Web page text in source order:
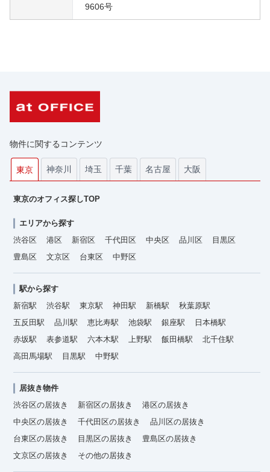
9606号
物件に関するコンテンツ
東京 神奈川 埼玉 千葉 名古屋 大阪
東京のオフィス探しTOP
エリアから探す
渋谷区
港区 新宿区 千代田区 中央区 品川区
目黒区
豊島区
文京区 台東区 中野区
駅から探す
新宿駅
渋谷駅 東京駅 神田駅 新橋駅
秋葉原駅
五反田駅
品川駅 恵比寿駅 池袋駅 銀座駅
日本橋駅
赤坂駅
表参道駅 六本木駅 上野駅 飯田橋駅
北千住駅
高田馬場駅
目黒駅 中野駅
居抜き物件
渋谷区の居抜き
新宿区の居抜き
港区の居抜き
中央区の居抜き
千代田区の居抜き
品川区の居抜き
台東区の居抜き
目黒区の居抜き
豊島区の居抜き
文京区の居抜き
その他の居抜き